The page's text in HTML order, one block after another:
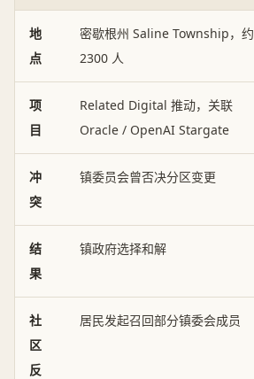
地
点
密歇根州 Saline Township，约
2300 人
项
目
Related Digital 推动，关联
Oracle / OpenAI Stargate
冲
突
镇委员会曾否决分区变更
结
果
镇政府选择和解
社
区
反
居民发起召回部分镇委会成员